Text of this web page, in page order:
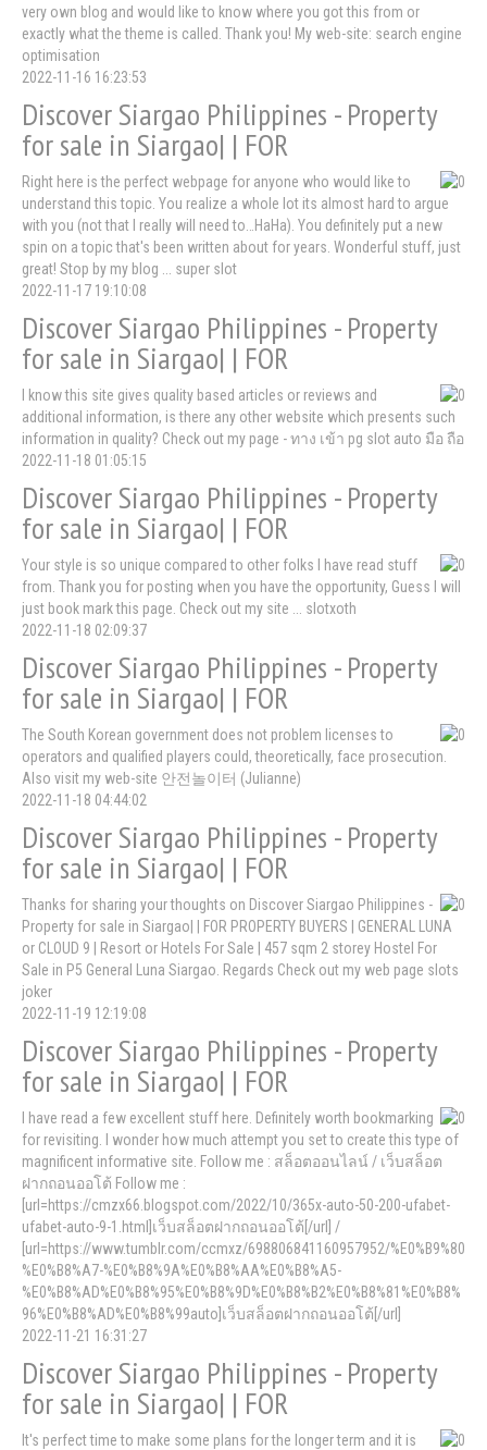
very own blog and would like to know where you got this from or
exactly what the theme is called. Thank you! My web-site: search engine
optimisation
2022-11-16 16:23:53
Discover Siargao Philippines - Property
for sale in Siargao| | FOR
Right here is the perfect webpage for anyone who would like to
understand this topic. You realize a whole lot its almost hard to argue
with you (not that I really will need to…HaHa). You definitely put a new
spin on a topic that's been written about for years. Wonderful stuff, just
great! Stop by my blog ... super slot
2022-11-17 19:10:08
Discover Siargao Philippines - Property
for sale in Siargao| | FOR
I know this site gives quality based articles or reviews and
additional information, is there any other website which presents such
information in quality? Check out my page - ทาง เข้า pg slot auto มือ ถือ
2022-11-18 01:05:15
Discover Siargao Philippines - Property
for sale in Siargao| | FOR
Your style is so unique compared to other folks I have read stuff
from. Thank you for posting when you have the opportunity, Guess I will
just book mark this page. Check out my site ... slotxoth
2022-11-18 02:09:37
Discover Siargao Philippines - Property
for sale in Siargao| | FOR
The South Korean government does not problem licenses to
operators and qualified players could, theoretically, face prosecution.
Also visit my web-site 안전놀이터 (Julianne)
2022-11-18 04:44:02
Discover Siargao Philippines - Property
for sale in Siargao| | FOR
Thanks for sharing your thoughts on Discover Siargao Philippines -
Property for sale in Siargao| | FOR PROPERTY BUYERS | GENERAL LUNA
or CLOUD 9 | Resort or Hotels For Sale | 457 sqm 2 storey Hostel For
Sale in P5 General Luna Siargao. Regards Check out my web page slots
joker
2022-11-19 12:19:08
Discover Siargao Philippines - Property
for sale in Siargao| | FOR
I have read a few excellent stuff here. Definitely worth bookmarking
for revisiting. I wonder how much attempt you set to create this type of
magnificent informative site. Follow me : สล็อตออนไลน์ / เว็บสล็อต
ฝากถอนออโต้ Follow me :
[url=https://cmzx66.blogspot.com/2022/10/365x-auto-50-200-ufabet-
ufabet-auto-9-1.html]เว็บสล็อตฝากถอนออโต้[/url] /
[url=https://www.tumblr.com/ccmxz/698806841160957952/%E0%B9%80
%E0%B8%A7-%E0%B8%9A%E0%B8%AA%E0%B8%A5-
%E0%B8%AD%E0%B8%95%E0%B8%9D%E0%B8%B2%E0%B8%81%E0%B8%
96%E0%B8%AD%E0%B8%99auto]เว็บสล็อตฝากถอนออโต้[/url]
2022-11-21 16:31:27
Discover Siargao Philippines - Property
for sale in Siargao| | FOR
It's perfect time to make some plans for the longer term and it is